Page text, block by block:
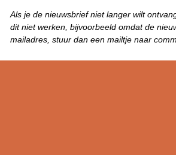
Als je de nieuwsbrief niet langer wilt
dit niet werken, bijvoorbeeld omdat de
mailadres, stuur dan een mailtje naar